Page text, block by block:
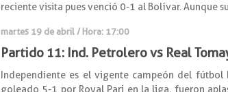
reciente visita pues venció 0-1 al Bolívar. Aunque
martes 19 de abril / Hora: 17:00
Partido 11: Ind. Petrolero vs Real
Independiente es el vigente campeón del
goleado 5-1 por Royal Pari en la liga, fueron